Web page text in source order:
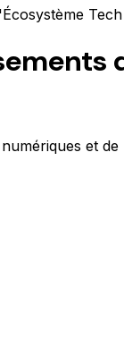
Tech
et de